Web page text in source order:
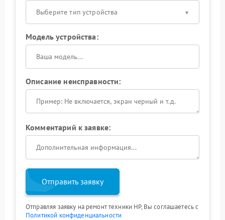
Выберите тип устройства
Модель устройства:
Описание неисправности:
Комментарий к заявке:
Отправить заявку
Отправляя заявку на ремонт техники HP, Вы соглашаетесь с
Политикой конфиденциальности